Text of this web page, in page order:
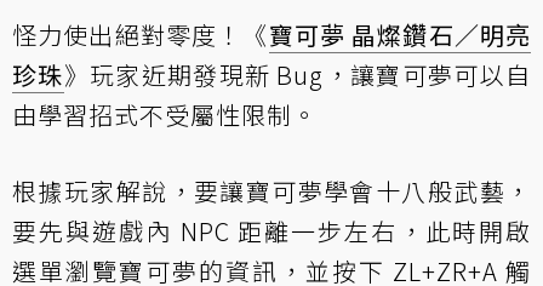
怪力使出絕對零度！《寶可夢 晶燦鑽石／明亮
珍珠》玩家近期發現新 Bug，讓寶可夢可以自
由學習招式不受屬性限制。
根據玩家解說，要讓寶可夢學會十八般武藝，
要先與遊戲內 NPC 距離一步左右，此時開啟
選單瀏覽寶可夢的資訊，並按下 ZL+ZR+A 觸